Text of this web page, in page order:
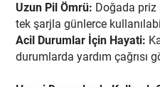
Uzun Pil Ömrü: Doğada priz
tek şarjla günlerce
Acil Durumlar İçin Hayati:
durumlarda yardım çağrısı